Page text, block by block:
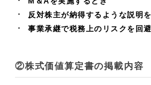
反対株主が納得するような説明
事業承継で税務上のリスクを回
②株式価値算定書の掲載内容